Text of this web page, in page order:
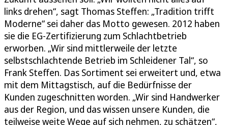
links drehen“, sagt Thomas Steffen: „Tradition trifft
Moderne“ sei daher das Motto gewesen. 2012 haben
sie die EG-Zertifizierung zum Schlachtbetrieb
erworben. „Wir sind mittlerweile der letzte
selbstschlachtende Betrieb im Schleidener Tal“, so
Frank Steffen. Das Sortiment sei erweitert und, etwa
mit dem Mittagstisch, auf die Bedürfnisse der
Kunden zugeschnitten worden. „Wir sind Handwerker
aus der Region, und das wissen unsere Kunden, die
teilweise weite Wege auf sich nehmen, zu schätzen“,